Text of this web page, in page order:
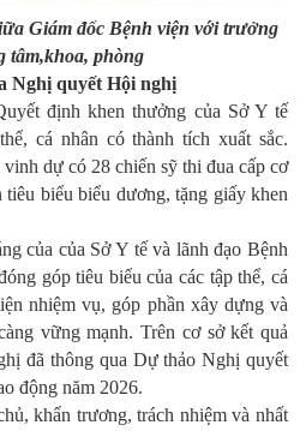
Giám đốc Bệnh viện với trưởng
tâm,khoa, phòng
Nghị quyết Hội nghị
định khen thưởng của Sở Y tế
cá nhân có thành tích xuất sắc.
dự có 28 chiến sỹ thi đua cấp cơ
tiêu biểu biểu dương, tặng giấy khen
của của Sở Y tế và lãnh đạo Bệnh
góp tiêu biểu của các tập thể, cá
nhiệm vụ, góp phần xây dựng và
vững mạnh. Trên cơ sở kết quả
đã thông qua Dự thảo Nghị quyết
động năm 2026.
khẩn trương, trách nhiệm và nhất